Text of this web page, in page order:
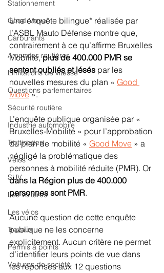
Stationnement
Good Move
Carburants
Amendes routières
Limitations de vitesse
Questions parlementaires
Sécurité routière
Industrie automobile
Trottinettes
Vélos
SUV
Les voitures
Les vélos
Travaux
Permis à points
Voitures de société
Une enquête bilingue* réalisée par
l’ASBL Mauto Défense montre que,
contrairement à ce qu’affirme Bruxelles
Mobilité, plus de 400.000 PMR se
sentent oubliés et lésés par les
nouvelles mesures du plan « Good
Move ».
L’enquête publique organisée par «
Bruxelles-Mobilité » pour l’approbation
du plan de mobilité « Good Move » a
négligé la problématique des
personnes à mobilité réduite (PMR). Or
dans la Région plus de 400.000
personnes sont PMR.
Aucune question de cette enquête
publique ne les concerne
explicitement. Aucun critère ne permet
d’identifier leurs points de vue dans
les réponses aux 12 questions